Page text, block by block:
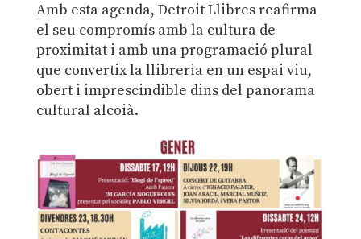
Amb esta agenda, Detroit Llibres reafirma
el seu compromís amb la cultura de
proximitat i amb una programació plural
que convertix la llibreria en un espai viu,
obert i imprescindible dins del panorama
cultural alcoià.